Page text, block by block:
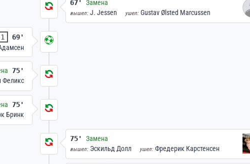
67' Замена
вышел: J. Jessen ушел: Gustav Ølsted Marcussen
69'
75'
Феликс
75'
Бринк
75' Замена
вышел: Эскильд Долл ушел: Фредерик Карстенсен